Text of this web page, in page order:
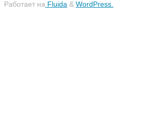
Работает на Fluida & WordPress.